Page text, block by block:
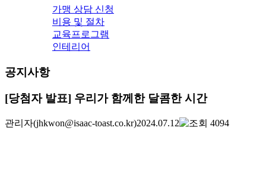
가맹 상담 신청
비용 및 절차
교육프로그램
인테리어
공지사항
[당첨자 발표] 우리가 함께한 달콤한 시간
관리자(jhkwon@isaac-toast.co.kr)2024.07.12 4094